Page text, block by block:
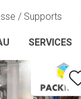
/ Supports
SERVICES